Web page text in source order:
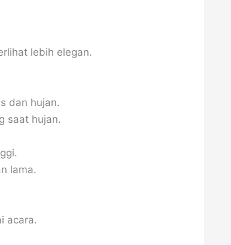
lebih elegan.
dan hujan.
saat hujan.
lama.
acara.